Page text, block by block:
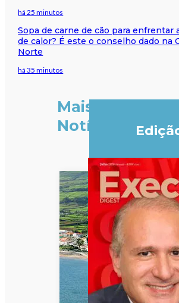
há 25 minutos
Sopa de carne de cão para enfrentar
de calor? É este o conselho dado na
Norte
há 35 minutos
Mais
Notícias